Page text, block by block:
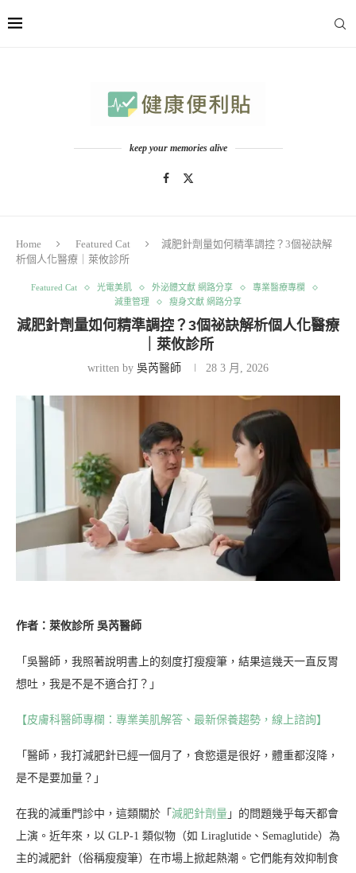
keep your memories alive
Home Featured Cat
減肥針劑量如何精準調控？3個祕訣解
析個人化醫療｜萊攸診所
Featured Cat 光電美肌 外泌體文獻 網路分享
專業醫療專欄
減重管理
瘦身文獻 網路分享
減肥針劑量如何精準調控？3個祕訣解析個人化醫療
｜萊攸診所
written by 吳芮醫師 28 3 月, 2026
作者：萊攸診所 吳芮醫師
「吳醫師，我照著說明書上的刻度打瘦瘦筆，結果這幾天一直反胃
想吐，我是不是不適合打？」
【皮膚科醫師專欄：專業美肌解答、最新保養趨勢，線上諮詢】
「醫師，我打減肥針已經一個月了，食慾還是很好，體重都沒降，
是不是要加量？」
在我的減重門診中，這類關於「 減肥針劑量 」的問題幾乎每天都會
上演。近年來，以 GLP-1 類似物（如 Liraglutide、Semaglutide）為
主的減肥針（俗稱瘦瘦筆）在市場上掀起熱潮。它們能有效抑制食